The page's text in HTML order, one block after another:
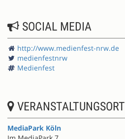
SOCIAL MEDIA
http://www.medienfest-nrw.de
medienfestnrw
Medienfest
VERANSTALTUNGSORT
MediaPark Köln